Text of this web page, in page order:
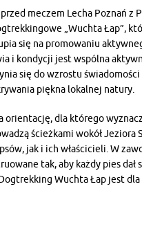
meczem Lecha Poznań z
„Wuchta Łap”,
się na promowaniu
i kondycji jest wspólna
się do wzrostu
piękna lokalnej natury.
orientację, dla którego
ścieżkami wokół Jeziora
jak i ich właścicieli. W
tak, aby każdy pies
Wuchta Łap jest dla